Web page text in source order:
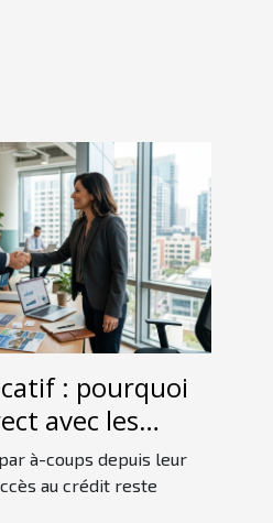
: pourquoi
avec les
fait la
à-coups depuis leur
au crédit reste